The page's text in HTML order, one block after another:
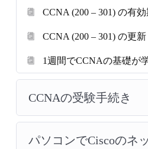
CCNA (200 – 301) の有
CCNA (200 – 301) の更新
1週間でCCNAの基礎が
CCNAの受験手続き
パソコンでCiscoのネ